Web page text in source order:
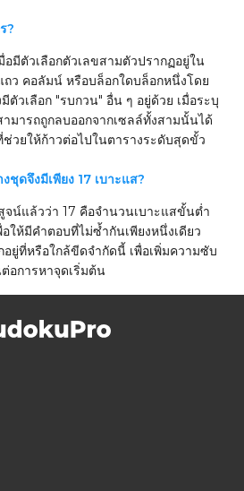
?
มีตัวเลือกตัวเลขสามตัวปรากฏอยู่ใน
ถว คอลัมน์ หรือบล็อกใดบล็อกหนึ่งโดย
ตัวเลือก "รบกวน" อื่น ๆ อยู่ด้วย เมื่อระบุ
มารถถูกลบออกจากเซลล์ทั้งสามนั้นได้
วยให้ก้าวต่อไปในตารางระดับสุดขั้ว
ดจึงมีเพียง 17 เบาะแส?
น์แล้วว่า 17 คือจำนวนเบาะแสขั้นต่ำ
ให้มีคำตอบที่ไม่ซ้ำกันเพียงหนึ่งเดียว
ยู่ที่หรือใกล้ขีดจำกัดนี้ เพื่อเพิ่มความซับ
อการหาจุดเริ่มต้น